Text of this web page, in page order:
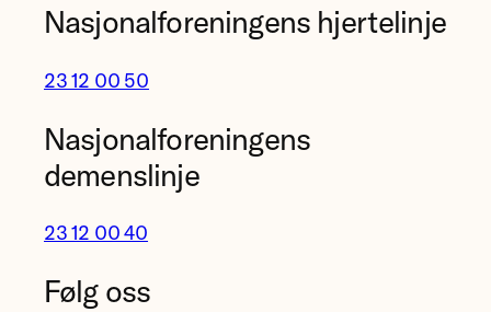
Nasjonalforeningens hjertelinje
23 12 00 50
Nasjonalforeningens
demenslinje
23 12 00 40
Følg oss